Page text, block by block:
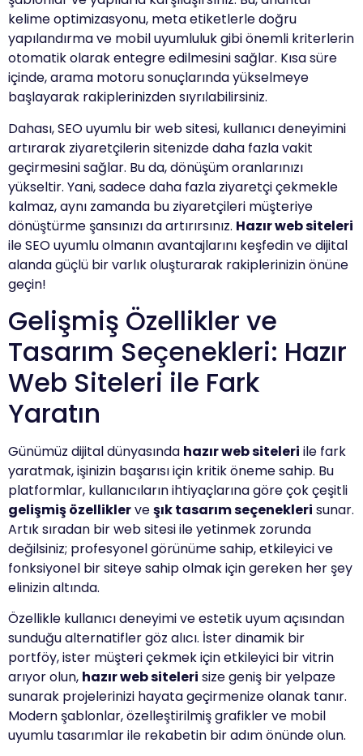
kelime optimizasyonu, meta etiketlerle doğru
yapılandırma ve mobil uyumluluk gibi önemli kriterlerin
otomatik olarak entegre edilmesini sağlar. Kısa süre
içinde, arama motoru sonuçlarında yükselmeye
başlayarak rakiplerinizden sıyrılabilirsiniz.
Dahası, SEO uyumlu bir web sitesi, kullanıcı deneyimini
artırarak ziyaretçilerin sitenizde daha fazla vakit
geçirmesini sağlar. Bu da, dönüşüm oranlarınızı
yükseltir. Yani, sadece daha fazla ziyaretçi çekmekle
kalmaz, aynı zamanda bu ziyaretçileri müşteriye
dönüştürme şansınızı da artırırsınız. Hazır web siteleri
ile SEO uyumlu olmanın avantajlarını keşfedin ve dijital
alanda güçlü bir varlık oluşturarak rakiplerinizin önüne
geçin!
Gelişmiş Özellikler ve
Tasarım Seçenekleri: Hazır
Web Siteleri ile Fark
Yaratın
Günümüz dijital dünyasında hazır web siteleri ile fark
yaratmak, işinizin başarısı için kritik öneme sahip. Bu
platformlar, kullanıcıların ihtiyaçlarına göre çok çeşitli
gelişmiş özelliklerveşık tasarım seçenekleri sunar.
Artık sıradan bir web sitesi ile yetinmek zorunda
değilsiniz; profesyonel görünüme sahip, etkileyici ve
fonksiyonel bir siteye sahip olmak için gereken her şey
elinizin altında.
Özellikle kullanıcı deneyimi ve estetik uyum açısından
sunduğu alternatifler göz alıcı. İster dinamik bir
portföy, ister müşteri çekmek için etkileyici bir vitrin
arıyor olun, hazır web siteleri size geniş bir yelpaze
sunarak projelerinizi hayata geçirmenize olanak tanır.
Modern şablonlar, özelleştirilmiş grafikler ve mobil
uyumlu tasarımlar ile rekabetin bir adım önünde olun.